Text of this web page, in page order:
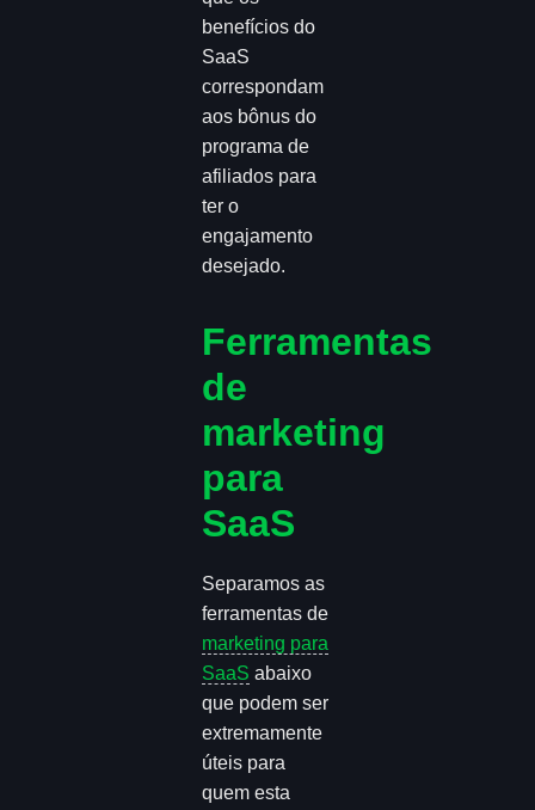
benefícios do
SaaS
correspondam
aos bônus do
programa de
afiliados para
ter o
engajamento
desejado.
Ferramentas
de
marketing
para
SaaS
Separamos as
ferramentas de
marketing para
SaaS abaixo
que podem ser
extremamente
úteis para
quem esta